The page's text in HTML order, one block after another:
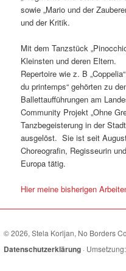
sowie „Mario und der
und der Kritik.
Mit dem Tanzstück
Kleinsten und deren Eltern.
Repertoire wie z. B
du printemps“ gehörten zu
Ballettaufführungen am
Community Projekt „Ohne
Tanzbegeisterung in der
ausgelöst. Sie ist seit
Choreografin, Regisseurin
Europa tätig.
Hier meine bisherigen
© 2026, Stela Korljan, No Borders
Datenschutzerklärung · Umsetzung: